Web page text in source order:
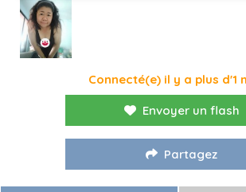
Connecté(e) il y a plus d'1
Envoyer un flash
Partagez